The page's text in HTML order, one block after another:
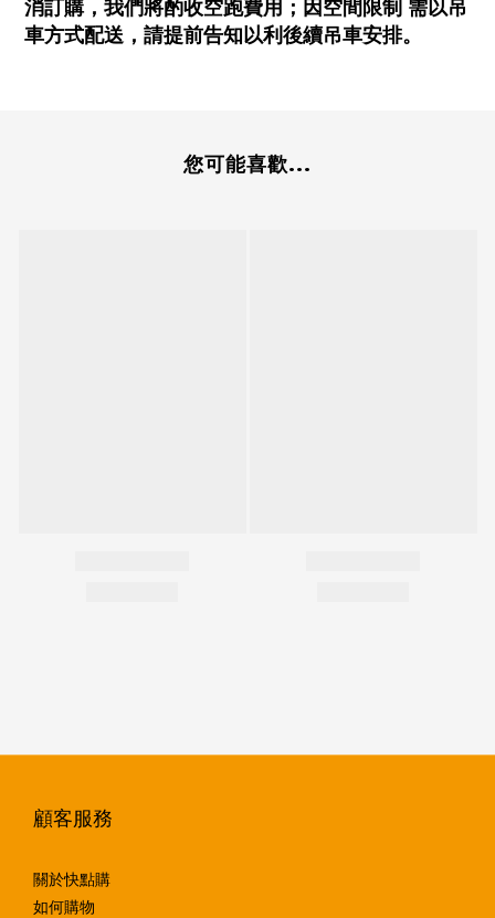
消訂購，我們將酌收空跑費用；因空間限制 需以吊
車方式配送，請提前告知以利後續吊車安排。
您可能喜歡...
顧客服務
關於快點購
如何購物